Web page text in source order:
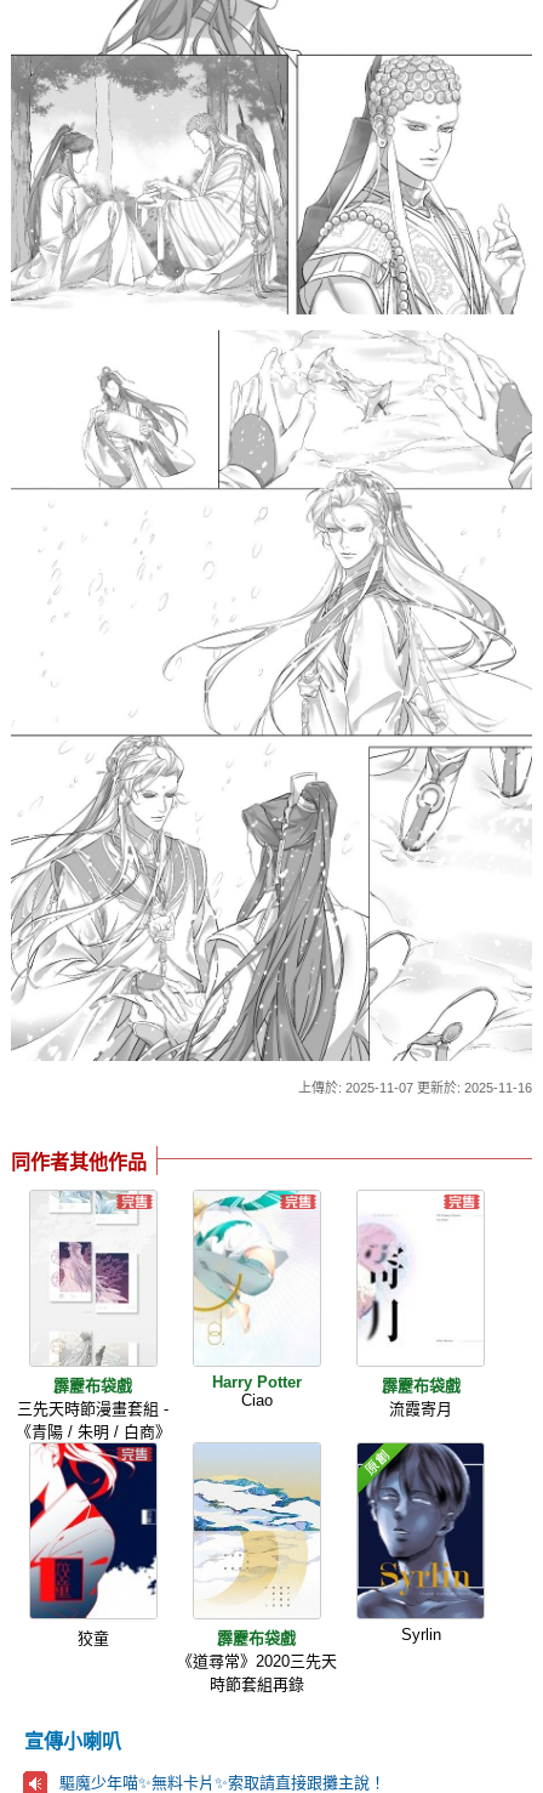
上傳於: 2025-11-07 更新於: 2025-11-16
同作者其他作品
霹靂布袋戲
三先天時節漫畫套組 -
《青陽 / 朱明 / 白商》
Harry Potter
Ciao
霹靂布袋戲
流霞寄月
狡童
霹靂布袋戲
《道尋常》2020三先天
時節套組再錄
Syrlin
宣傳小喇叭
驅魔少年喵✨️無料卡片✨️索取請直接跟攤主說！